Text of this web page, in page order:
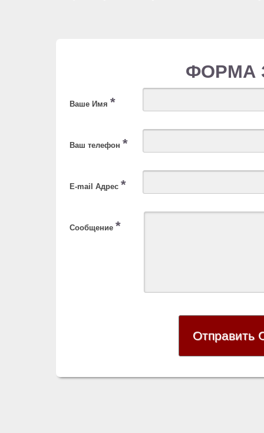
ФОРМА
Ваше Имя *
Ваш телефон *
E-mail Адрес *
Сообщение *